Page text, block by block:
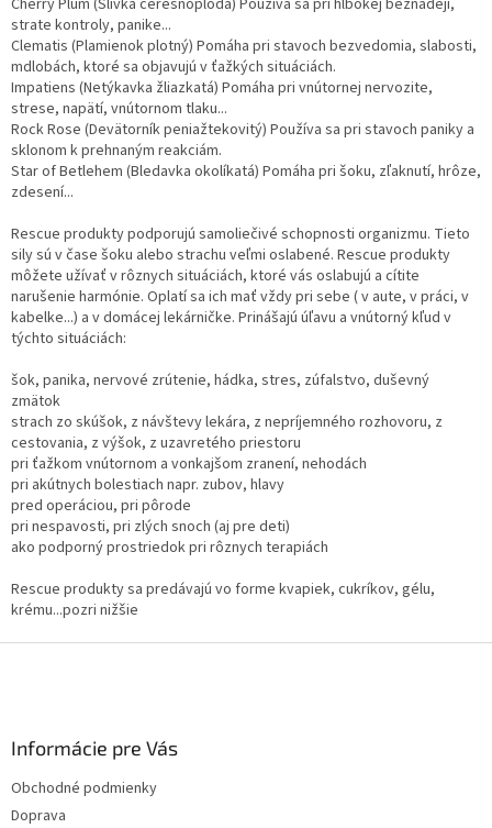
k
y
v
p
s
strate kontroly, panike...
Clematis (Plamienok plotný) Pomáha pri stavoch bezvedomia, slabosti,
mdlobách, ktoré sa objavujú v ťažkých situáciách.
Impatiens (Netýkavka žliazkatá) Pomáha pri vnútornej nervozite,
strese, napätí, vnútornom tlaku...
Rock Rose (Devätorník peniažtekovitý) Používa sa pri stavoch paniky a
sklonom k prehnaným reakciám.
Star of Betlehem (Bledavka okolíkatá) Pomáha pri šoku, zľaknutí, hrôze,
zdesení...
Rescue produkty podporujú samoliečivé schopnosti organizmu. Tieto
sily sú v čase šoku alebo strachu veľmi oslabené. Rescue produkty
môžete užívať v rôznych situáciách, ktoré vás oslabujú a cítite
narušenie harmónie. Oplatí sa ich mať vždy pri sebe ( v aute, v práci, v
kabelke...) a v domácej lekárničke. Prinášajú úľavu a vnútorný kľud v
týchto situáciách:
šok, panika, nervové zrútenie, hádka, stres, zúfalstvo, duševný
zmätok
strach zo skúšok, z návštevy lekára, z nepríjemného rozhovoru, z
cestovania, z výšok, z uzavretého priestoru
pri ťažkom vnútornom a vonkajšom zranení, nehodách
pri akútnych bolestiach napr. zubov, hlavy
pred operáciou, pri pôrode
pri nespavosti, pri zlých snoch (aj pre deti)
ako podporný prostriedok pri rôznych terapiách
Rescue produkty sa predávajú vo forme kvapiek, cukríkov, gélu,
krému...pozri nižšie
Informácie pre Vás
Obchodné podmienky
Doprava